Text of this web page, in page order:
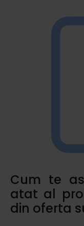
Cum te
atat al
din oferta